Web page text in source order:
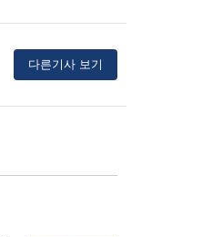
다른기사 보기